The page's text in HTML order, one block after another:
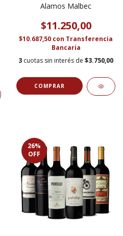
Alamos Malbec
$11.250,00
$10.687,50 con Transferencia
Bancaria
3 cuotas sin interés de $3.750,00
26%
OFF